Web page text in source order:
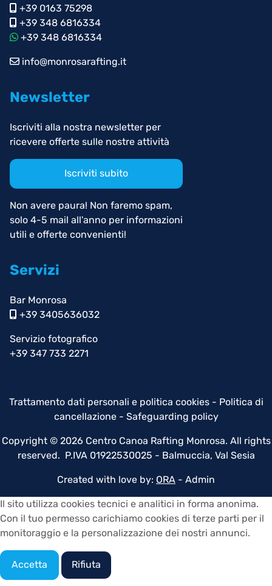
+39 0163 75298
+39 348 6816334
+39 348 6816334
info@monrosarafting.it
Newsletter
Iscriviti alla nostra newsletter per
ricevere offerte sulle nostre attività
Iscriviti subito
Non avere paura! Non faremo spam,
solo 4-5 mail all'anno per informazioni
utili e offerte convenienti!
Servizi
Bar Monrosa
+39 3405636032
Servizio fotografico
+39 347 733 2271
Trattamento dati personali e politica cookies- Politica di
cancellazione - Safeguarding policy
Copyright © 2026 Centro Canoa Rafting Monrosa. All rights
reserved. P.IVA 01922530025 - Balmuccia, Val Sesia
Created with love by: ORA - Admin
Il sito utilizza cookies tecnici e analitici in forma anonima.
Con il tuo permesso carichiamo cookies di terze parti per il
monitoraggio e la personalizzazione dei nostri annunci.
Accetta Rifiuta